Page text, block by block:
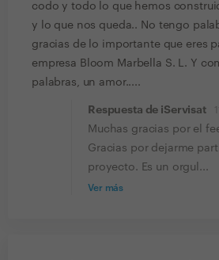
codo y todo lo que hemos
y lo que nos queda.. No tengo
gracias de lo importante que eres
empresa Bloom Marbella S. L. Y
palabras, un amor.....
Respuesta de iServisat
Muchas gracias por el
Gracias por dejarme
proyecto. Es un orgul...
Ver más